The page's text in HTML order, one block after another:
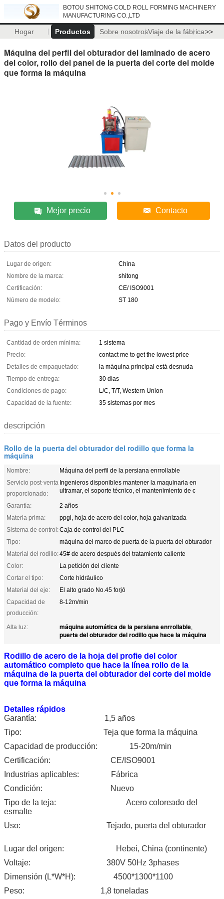
BOTOU SHITONG COLD ROLL FORMING MACHINERY
MANUFACTURING CO.,LTD
Hogar Productos Sobre nosotrosViaje de la fábrica>>
Máquina del perfil del obturador del laminado de acero
del color, rollo del panel de la puerta del corte del molde
que forma la máquina
Mejor precio Contacto
Datos del producto
Lugar de origen:
China
Nombre de la marca:
shitong
Certificación:
CE/ ISO9001
Número de modelo:
ST 180
Pago y Envío Términos
Cantidad de orden mínima:
1 sistema
Precio:
contact me to get the lowest price
Detalles de empaquetado:
la máquina principal está desnuda
Tiempo de entrega:
30 días
Condiciones de pago:
L/C, T/T, Western Union
Capacidad de la fuente:
35 sistemas por mes
descripción
Rollo de la puerta del obturador del rodillo que forma la
máquina
Nombre:
Máquina del perfil de la persiana enrrollable
Servicio post-venta
proporcionado:
Ingenieros disponibles mantener la maquinaria en
ultramar, el soporte técnico, el mantenimiento de c
Garantía:
2 años
Materia prima:
ppgi, hoja de acero del color, hoja galvanizada
Sistema de control:Caja de control del PLC
Tipo:
máquina del marco de puerta de la puerta del obturador
Material del rodillo:45# de acero después del tratamiento caliente
Color:
La petición del cliente
Cortar el tipo:
Corte hidráulico
Material del eje:
El alto grado No.45 forjó
Capacidad de
producción:
8-12m/min
Alta luz: máquina automática de la persiana enrrollable,
puerta del obturador del rodillo que hace la máquina
Rodillo de acero de la hoja del profie del color
automático completo que hace la línea rollo de la
máquina de la puerta del obturador del corte del molde
que forma la máquina
Detalles rápidos
Garantía:
1,5 años
Tipo: Teja que forma la máquina
Capacidad de producción: 15-20m/min
Certificación: CE/ISO9001
Industrias aplicables:
Fábrica
Condición:
Nuevo
Tipo de la teja: Acero coloreado del
esmalte
Uso:
Tejado, puerta del obturador
Lugar del origen:
Hebei, China (continente)
Voltaje: 380V 50Hz 3phases
Dimensión (L*W*H):
4500*1300*1100
Peso: 1,8 toneladas